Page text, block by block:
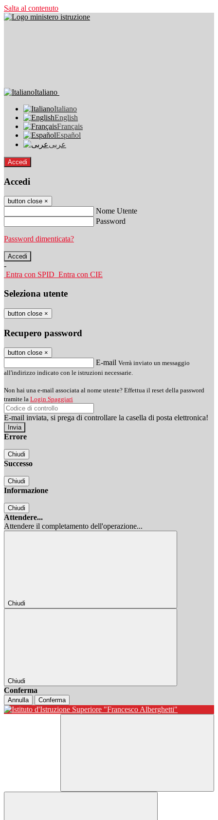
Salta al contenuto
Italiano
Italiano
English
Français
Español
عربى
Accedi
Accedi
button close ×
Nome Utente
Password
Password dimenticata?
-
Entra con SPID Entra con CIE
Seleziona utente
button close ×
Recupero password
button close ×
E-mail Verrà inviato un messaggio
all'indirizzo indicato con le istruzioni necessarie.
Non hai una e-mail associata al nome utente? Effettua il reset della password
tramite la Login Spaggiari
E-mail inviata, si prega di controllare la casella di posta elettronica!
Errore
Chiudi
Successo
Chiudi
Informazione
Chiudi
Attendere...
Attendere il completamento dell'operazione...
Chiudi
Chiudi
Conferma
Annulla Conferma